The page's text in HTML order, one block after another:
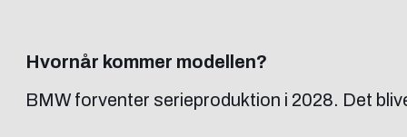
Hvornår kommer modellen?
BMW forventer serieproduktion i 2028. Det